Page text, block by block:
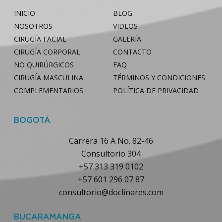
INICIO
NOSOTROS
CIRUGÍA FACIAL
CIRUGÍA CORPORAL
NO QUIRÚRGICOS
CIRUGÍA MASCULINA
COMPLEMENTARIOS
BLOG
VIDEOS
GALERÍA
CONTACTO
FAQ
TÉRMINOS Y CONDICIONES
POLÍTICA DE PRIVACIDAD
BOGOTÁ
Carrera 16 A No. 82-46
Consultorio 304
+57 313 319 0102
+57 601 296 07 87
consultorio@doclinares.com
BUCARAMANGA